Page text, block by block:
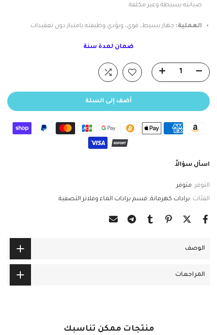
صيانته بسيطة وغير مكلفة.
العملية: جهاز بسيط، قوي، ويؤدي وظيفته بامتياز دون تعقيدات.
ضمان لمدة سنة
أضف إلى السلة
اسأل سؤالاً
التوفر: متوفر
الفئات: برادات كهرمانة قسم برادات الماء وفلاتر التصفية
الوصف
المراجعات
منتجات ممكن تناسبك